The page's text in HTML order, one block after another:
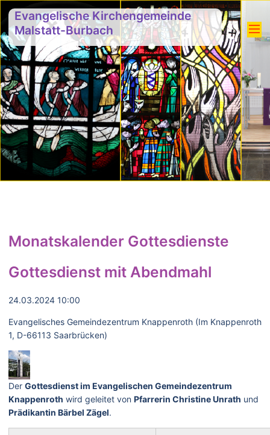
Evangelische Kirchengemeinde
Malstatt-Burbach
Monatskalender Gottesdienste
Gottesdienst mit Abendmahl
24.03.2024 10:00
Evangelisches Gemeindezentrum Knappenroth (Im Knappenroth
1, D-66113 Saarbrücken)
Der Gottesdienst im Evangelischen Gemeindezentrum
Knappenroth wird geleitet von Pfarrerin Christine Unrath und
Prädikantin Bärbel Zägel.